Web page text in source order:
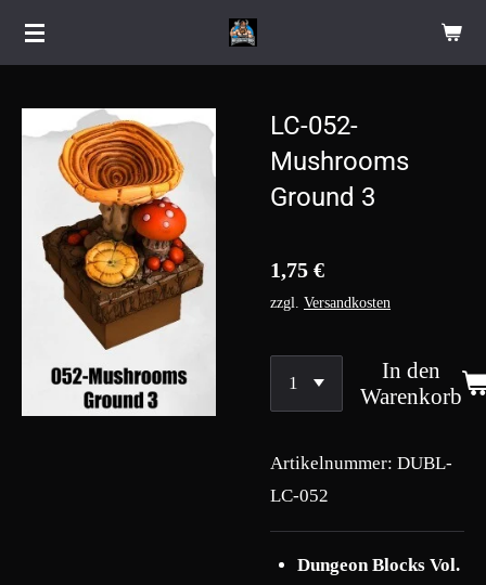
Zum
LC-052-
Mushrooms
Ground 3
1,75 €
zzgl. Versandkosten
In den
Warenkorb
Artikelnummer: DUBL-
LC-052
Dungeon Blocks Vol.